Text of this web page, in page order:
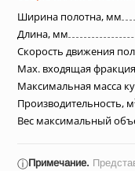
Ширина полотна, мм
Длина, мм
Скорость движения
Max. входящая
Максимальная масса
Производительность,
Вес максимальный
ⓘПримечание.